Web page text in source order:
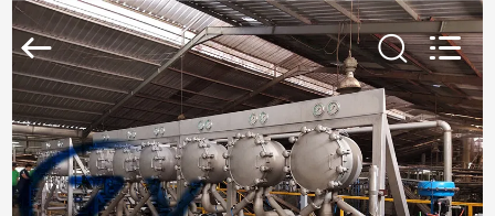
HAUS
PRODUKTE
Zhiyuan
Engineering
Machinery
Co.,ltd.
Rights
Reserved.